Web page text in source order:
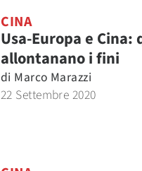
CINA
Usa-Europa e Cina:
allontanano i fini
di Marco Marazzi
22 Settembre 2020